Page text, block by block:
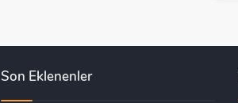
Son Eklenenler